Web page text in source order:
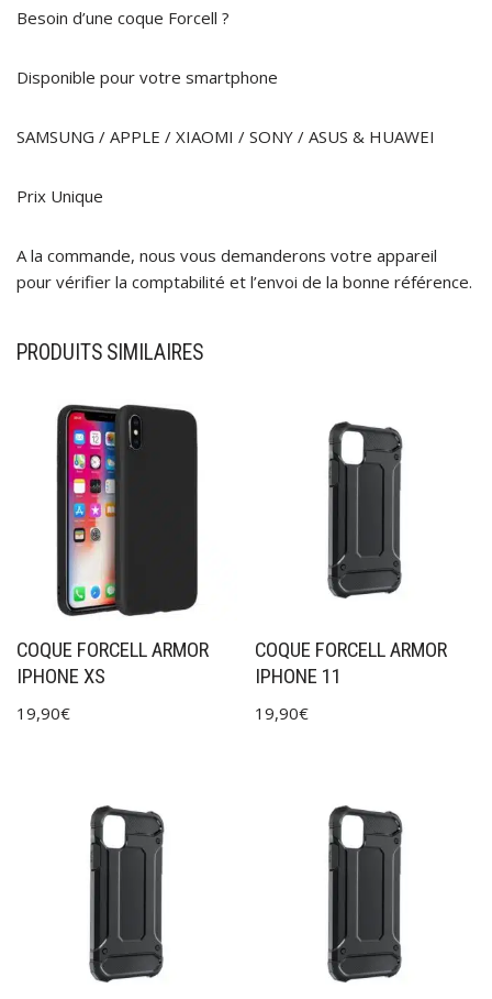
Besoin d’une coque Forcell ?
Disponible pour votre smartphone
SAMSUNG / APPLE / XIAOMI / SONY / ASUS & HUAWEI
Prix Unique
A la commande, nous vous demanderons votre appareil
pour vérifier la comptabilité et l’envoi de la bonne référence.
PRODUITS SIMILAIRES
COQUE FORCELL ARMOR
IPHONE XS
19,90€
COQUE FORCELL ARMOR
IPHONE 11
19,90€